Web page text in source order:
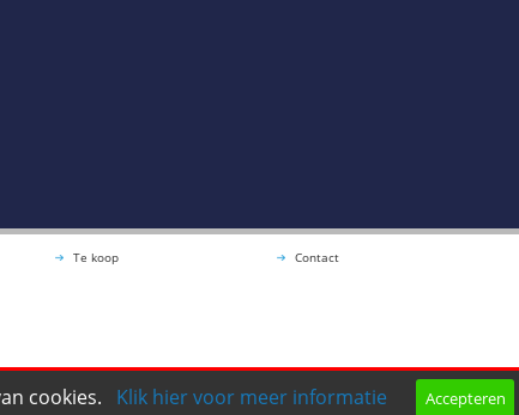
Te koop Contact
cookies. Klik hier voor meer informatie Accepteren